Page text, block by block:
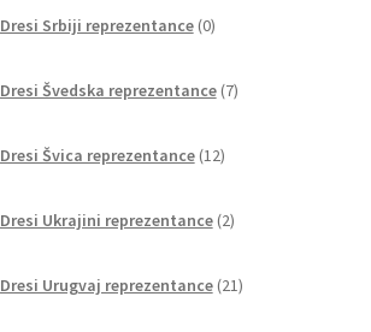
Dresi Srbiji reprezentance 0izdelkov
Dresi Švedska reprezentance 7izdelkov
Dresi Švica reprezentance 12izdelkov
Dresi Ukrajini reprezentance 2izdelka
Dresi Urugvaj reprezentance 21izdelkov